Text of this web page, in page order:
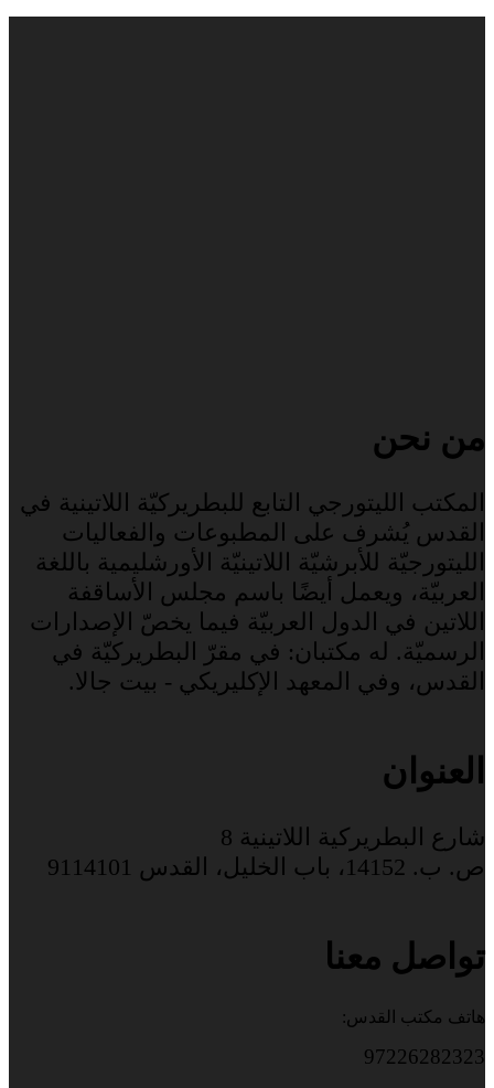
من نحن
المكتب الليتورجي التابع للبطريركيّة اللاتينية في
القدس يُشرف على المطبوعات والفعاليات
الليتورجيّة للأبرشيّة اللاتينيّة الأورشليمية باللغة
العربيّة، ويعمل أيضًا باسم مجلس الأساقفة
اللاتين في الدول العربيّة فيما يخصّ الإصدارات
الرسميّة. له مكتبان: في مقرّ البطريركيّة في
القدس، وفي المعهد الإكليريكي - بيت جالا.
العنوان
شارع البطريركية اللاتينية 8
ص. ب. 14152، باب الخليل، القدس 9114101
تواصل معنا
هاتف مكتب القدس:
97226282323